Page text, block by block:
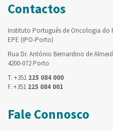
Contactos
Instituto Português de Oncologia do
EPE (IPO-Porto)
Rua Dr. António Bernardino de
4200-072 Porto
T. +351 225 084 000
F. +351 225 084 001
Fale Connosco